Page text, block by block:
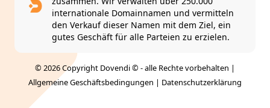
internationale Domainnamen und vermitteln
den Verkauf dieser Namen mit dem Ziel, ein
gutes Geschäft für alle Parteien zu erzielen.
© 2026 Copyright Dovendi © - alle Rechte vorbehalten |
Allgemeine Geschäftsbedingungen | Datenschutzerklärung